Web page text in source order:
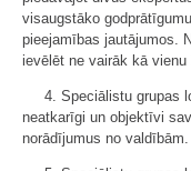
visaugstāko
pieejamības jautājumos.
ievēlēt ne vairāk kā vienu
4. Speciālistu grupas
neatkarīgi un objektīvi
norādījumus no valdībām.